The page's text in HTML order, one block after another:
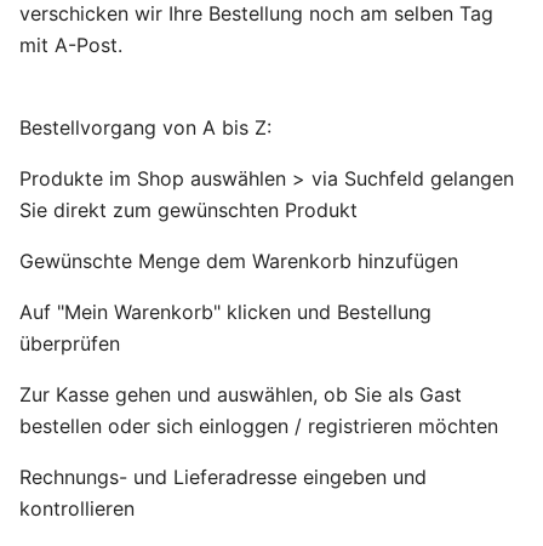
verschicken wir Ihre Bestellung noch am selben Tag
mit A-Post.
Bestellvorgang von A bis Z:
Produkte im Shop auswählen > via Suchfeld gelangen
Sie direkt zum gewünschten Produkt
Gewünschte Menge dem Warenkorb hinzufügen
Auf "Mein Warenkorb" klicken und Bestellung
überprüfen
Zur Kasse gehen und auswählen, ob Sie als Gast
bestellen oder sich einloggen / registrieren möchten
Rechnungs- und Lieferadresse eingeben und
kontrollieren